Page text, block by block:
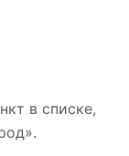
в списке,